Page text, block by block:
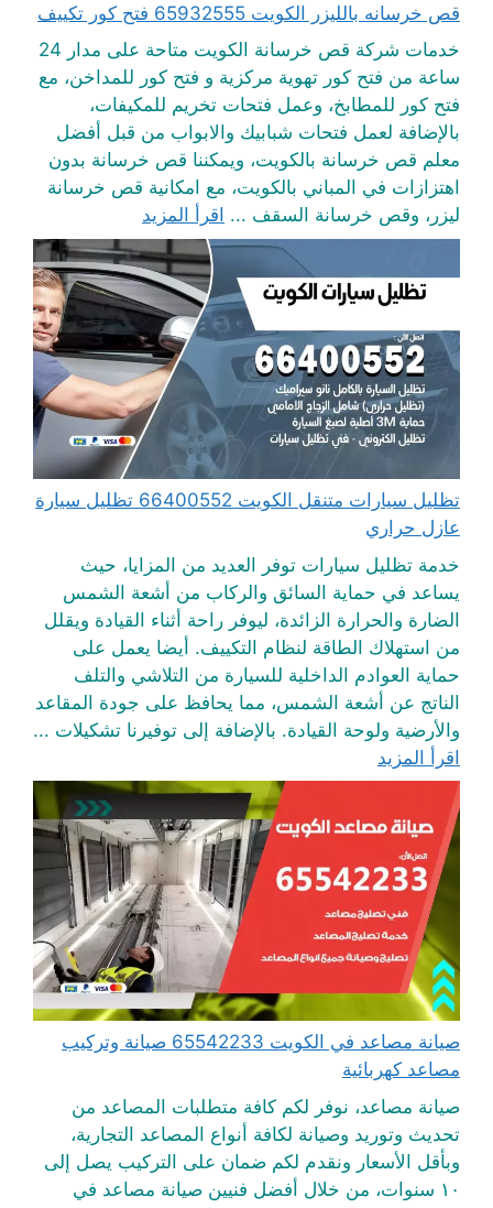
قص خرسانه بالليزر الكويت 65932555 فتح كور تكييف
خدمات شركة قص خرسانة الكويت متاحة على مدار 24
ساعة من فتح كور تهوية مركزية و فتح كور للمداخن، مع
فتح كور للمطابخ، وعمل فتحات تخريم للمكيفات،
بالإضافة لعمل فتحات شبابيك والابواب من قبل أفضل
معلم قص خرسانة بالكويت، ويمكننا قص خرسانة بدون
اهتزازات في المباني بالكويت، مع امكانية قص خرسانة
ليزر، وقص خرسانة السقف ... اقرأ المزيد
تظليل سيارات متنقل الكويت 66400552 تظليل سيارة
عازل حراري
خدمة تظليل سيارات توفر العديد من المزايا، حيث
يساعد في حماية السائق والركاب من أشعة الشمس
الضارة والحرارة الزائدة، ليوفر راحة أثناء القيادة ويقلل
من استهلاك الطاقة لنظام التكييف. أيضا يعمل على
حماية العوادم الداخلية للسيارة من التلاشي والتلف
الناتج عن أشعة الشمس، مما يحافظ على جودة المقاعد
والأرضية ولوحة القيادة. بالإضافة إلى توفيرنا تشكيلات ...
اقرأ المزيد
صيانة مصاعد في الكويت 65542233 صيانة وتركيب
مصاعد كهربائية
صيانة مصاعد، نوفر لكم كافة متطلبات المصاعد من
تحديث وتوريد وصيانة لكافة أنواع المصاعد التجارية،
وبأقل الأسعار ونقدم لكم ضمان على التركيب يصل إلى
١٠ سنوات، من خلال أفضل فنيين صيانة مصاعد في